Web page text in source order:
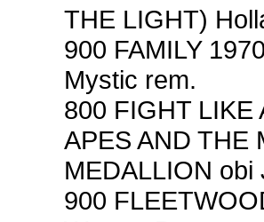
THE LIGHT)
900 FAMILY
Mystic rem.
800 FIGHT LIKE
APES AND THE
MEDALLION
900